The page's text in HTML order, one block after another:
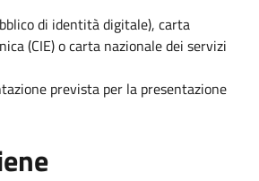
di identità digitale), carta
(CIE) o carta nazionale dei servizi
prevista per la presentazione